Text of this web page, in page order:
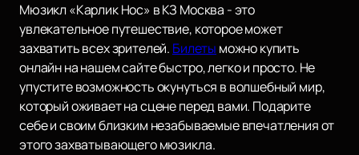
Мюзикл «Карлик Нос» в КЗ Москва - это
увлекательное путешествие, которое может
захватить всех зрителей. Билеты можно купить
онлайн на нашем сайте быстро, легко и просто. Не
упустите возможность окунуться в волшебный мир,
который оживает на сцене перед вами. Подарите
себе и своим близким незабываемые впечатления от
этого захватывающего мюзикла.